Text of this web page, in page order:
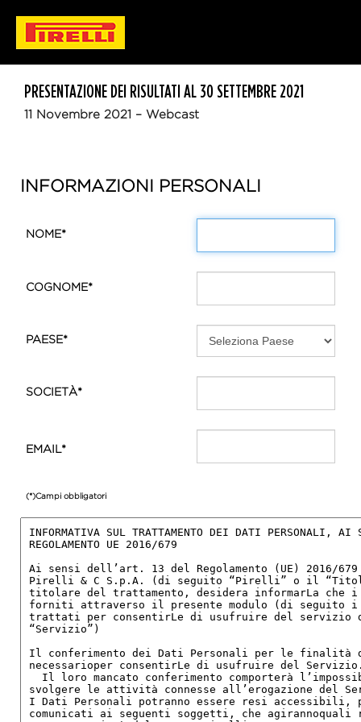
PRESENTAZIONE DEI RISULTATI AL 30 SETTEMBRE 2021
11 Novembre 2021 – Webcast
INFORMAZIONI PERSONALI
NOME*
COGNOME*
PAESE*
SOCIETÀ*
EMAIL*
(*)Campi obbligatori